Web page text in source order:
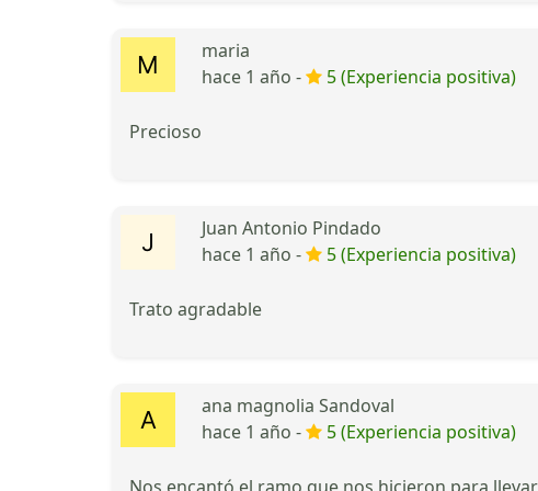
maria
hace 1 año -
5 (Experiencia positiva)
Precioso
Juan Antonio Pindado
hace 1 año -
5 (Experiencia positiva)
Trato agradable
ana magnolia Sandoval
hace 1 año -
5 (Experiencia positiva)